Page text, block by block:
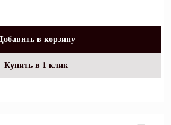
в корзину
Купить в 1 клик